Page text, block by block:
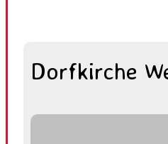
Dorfkirche